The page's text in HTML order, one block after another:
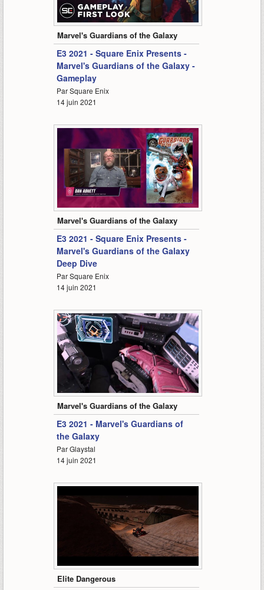
11:07
Marvel's Guardians of the Galaxy
E3 2021 - Square Enix Presents -
Marvel's Guardians of the Galaxy -
Gameplay
Par Square Enix
14 juin 2021
4:30
Marvel's Guardians of the Galaxy
E3 2021 - Square Enix Presents -
Marvel's Guardians of the Galaxy
Deep Dive
Par Square Enix
14 juin 2021
2:48
Marvel's Guardians of the Galaxy
E3 2021 - Marvel's Guardians of
the Galaxy
Par Glaystal
14 juin 2021
1:41
Elite Dangerous